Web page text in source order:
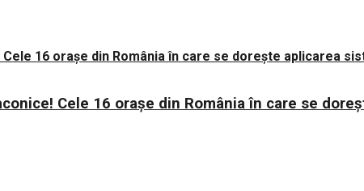
Cele 16 orașe din România în care se